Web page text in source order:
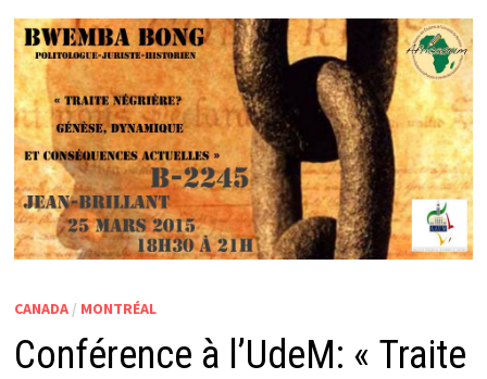
CANADA/ MONTRÉAL
Conférence à l’UdeM: « Traite